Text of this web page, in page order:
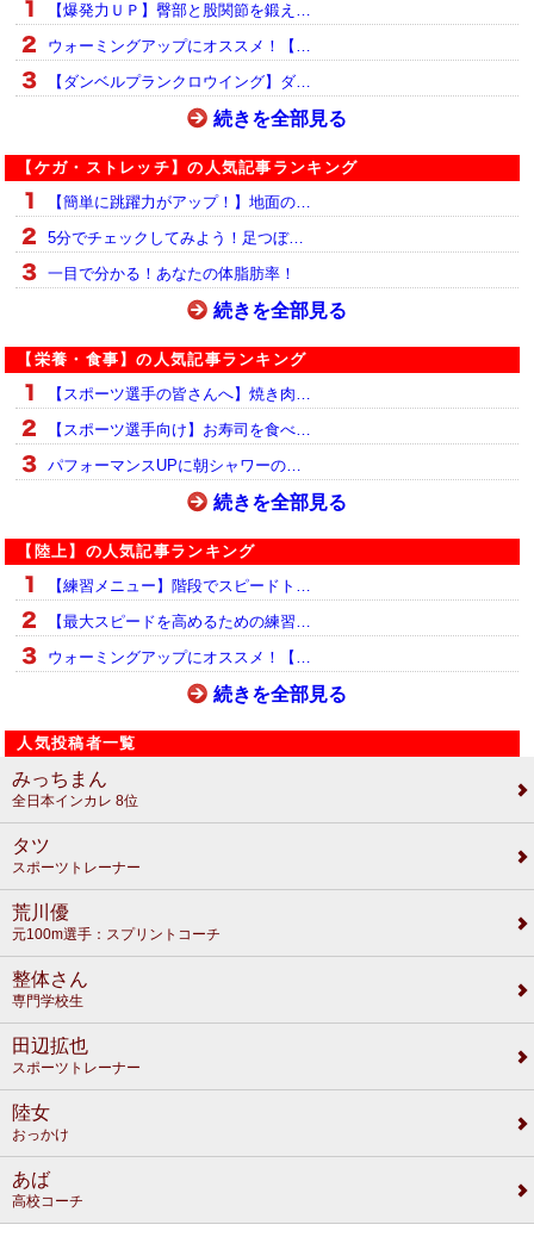
【爆発力ＵＰ】臀部と股関節を鍛え…
ウォーミングアップにオススメ！【…
【ダンベルプランクロウイング】ダ…
続きを全部見る
【ケガ・ストレッチ】の人気記事ランキング
【簡単に跳躍力がアップ！】地面の…
5分でチェックしてみよう！足つぼ…
一目で分かる！あなたの体脂肪率！
続きを全部見る
【栄養・食事】の人気記事ランキング
【スポーツ選手の皆さんへ】焼き肉…
【スポーツ選手向け】お寿司を食べ…
パフォーマンスUPに朝シャワーの…
続きを全部見る
【陸上】の人気記事ランキング
【練習メニュー】階段でスピードト…
【最大スピードを高めるための練習…
ウォーミングアップにオススメ！【…
続きを全部見る
人気投稿者一覧
みっちまん
全日本インカレ 8位
タツ
スポーツトレーナー
荒川優
元100m選手：スプリントコーチ
整体さん
専門学校生
田辺拡也
スポーツトレーナー
陸女
おっかけ
あば
高校コーチ